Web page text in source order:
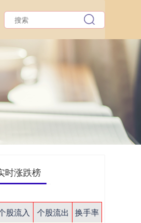
时涨跌榜
股流入 个股流出
换手率